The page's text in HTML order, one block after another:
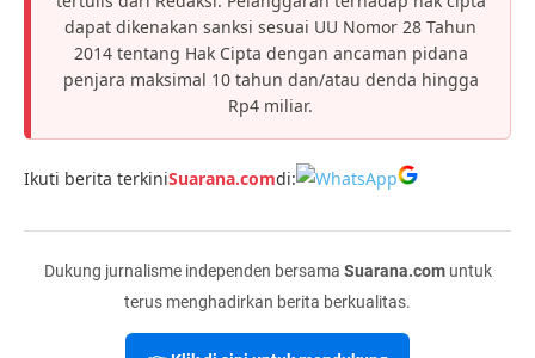
dapat dikenakan sanksi sesuai UU Nomor 28 Tahun
2014 tentang Hak Cipta dengan ancaman pidana
penjara maksimal 10 tahun dan/atau denda hingga
Rp4 miliar.
Ikuti berita terkiniSuarana.comdi:
Dukung jurnalisme independen bersama Suarana.comuntuk
terus menghadirkan berita berkualitas.